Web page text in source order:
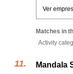
Ver
Matches in
Activity
Mandala